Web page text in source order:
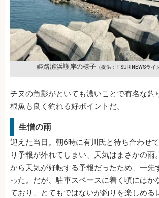
姫路灘浜護岸の様子（提供：TSURINEWSライ
チヌの魚影がといても濃いことで有名な釣
根魚も良く釣れる好ポイントだ。
生憎の雨
迎えた当日。朝6時に有川氏と待ち合わせ
り予報が外れてしまい、天気はまさかの雨
から天気が好転する予報だったため、一先
った。だが、駐車スペースに着く頃にはか
ており、とてもではないが釣りを楽しめる